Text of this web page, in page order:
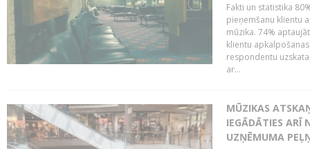
Fakti un statistika
pieņemšanu klientu
mūzika. 74%
klientu
respondentu
ar...
MŪZIKAS
IEGĀDĀTIES ARĪ
UZŅĒMUMA